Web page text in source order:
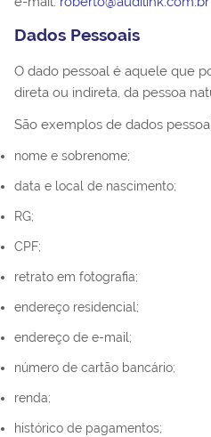
Dados Pessoais
O dado pessoal é aquele que
direta ou indireta, da pessoa
São exemplos de dados
nome e sobrenome;
data e local de nascimento;
RG;
CPF;
retrato em fotografia;
endereço residencial;
endereço de e-mail;
número de cartão bancário;
renda;
histórico de pagamentos;